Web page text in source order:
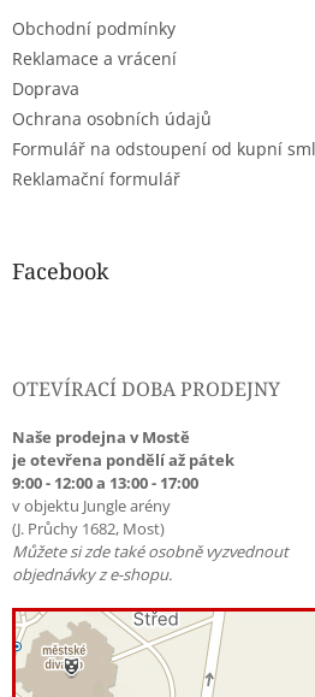
Obchodní podmínky
Reklamace a vrácení
Doprava
Ochrana osobních údajů
Formulář na odstoupení od kupní
Reklamační formulář
Facebook
OTEVÍRACÍ DOBA PRODEJNY
Naše prodejna v Mostě
je otevřena pondělí až pátek
9:00 - 12:00 a 13:00 - 17:00
v objektu Jungle arény
(J. Průchy 1682, Most)
Můžete si zde také osobně vyzvednout
objednávky z e-shopu.